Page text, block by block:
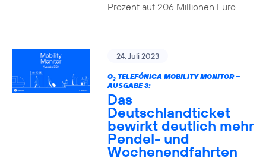
Prozent auf 206 Millionen Euro.
24. Juli 2023
O2TELEFÓNICA MOBILITY MONITOR –
AUSGABE 3:
Das
Deutschlandticket
bewirkt deutlich mehr
Pendel- und
Wochenendfahrten